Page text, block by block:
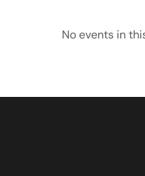
No events in